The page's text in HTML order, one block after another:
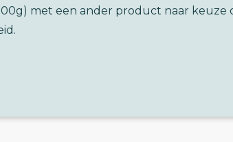
met een ander product naar keuze